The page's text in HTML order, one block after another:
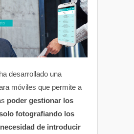
ha desarrollado una
móviles que permite a
poder gestionar los
fotografiando los
de introducir